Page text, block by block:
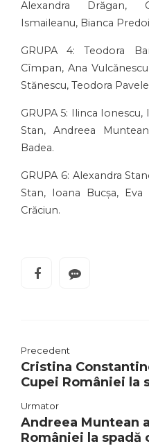
Alexandra Drăgan,
Ismaileanu, Bianca
GRUPA 4: Teodora
Cîmpan, Ana
Stănescu, Teodora
GRUPA 5: Ilinca
Stan, Andreea
Badea.
GRUPA 6: Alexandra
Stan, Ioana Bucșa,
Crăciun.
Precedent
Cristina
Cupei României la
Urmator
Andreea Muntean
României la spadă